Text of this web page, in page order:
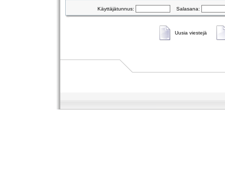
Käyttäjätunnus: Salasana:
Uusia viestejä